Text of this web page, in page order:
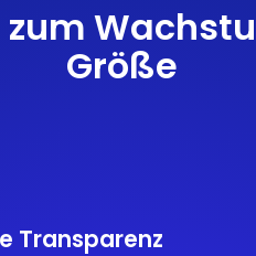
Größe
Transparenz